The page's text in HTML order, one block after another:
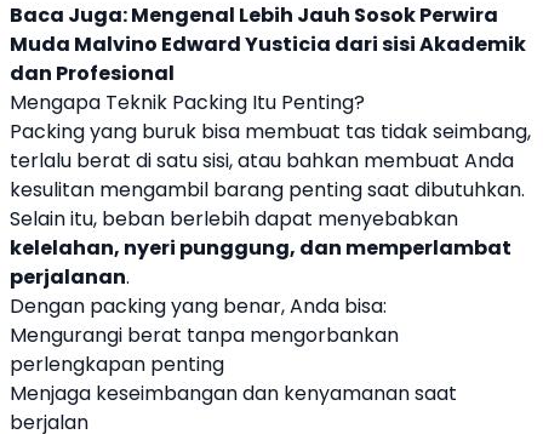
Baca Juga:Mengenal Lebih Jauh Sosok Perwira
Muda Malvino Edward Yusticia dari sisi Akademik
dan Profesional
Mengapa Teknik Packing Itu Penting?
Packing yang buruk bisa membuat tas tidak seimbang,
terlalu berat di satu sisi, atau bahkan membuat Anda
kesulitan mengambil barang penting saat dibutuhkan.
Selain itu, beban berlebih dapat menyebabkan
kelelahan, nyeri punggung, dan memperlambat
perjalanan.
Dengan packing yang benar, Anda bisa:
Mengurangi berat tanpa mengorbankan
perlengkapan penting
Menjaga keseimbangan dan kenyamanan saat
berjalan